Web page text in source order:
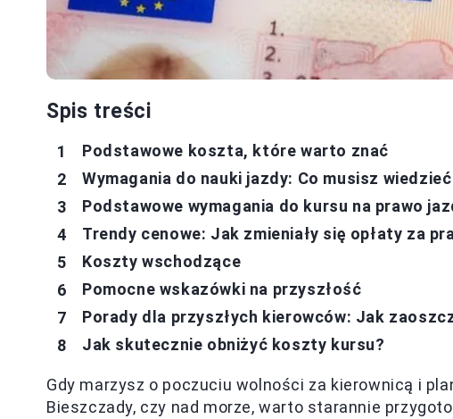
Spis treści
Podstawowe koszta, które warto znać
Wymagania do nauki jazdy: Co musisz
Podstawowe wymagania do kursu na prawo
Trendy cenowe: Jak zmieniały się opłaty za
Koszty wschodzące
Pomocne wskazówki na przyszłość
Porady dla przyszłych kierowców: Jak
Jak skutecznie obniżyć koszty kursu?
Gdy marzysz o poczuciu wolności za kierownicą i
Bieszczady, czy nad morze, warto starannie